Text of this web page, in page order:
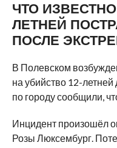
ЧТО
ЛЕТНЕЙ
ПОСЛЕ
В Полевском
на убийство 12-
по городу сообщили,
Инцидент произошёл
Розы Люксембург.